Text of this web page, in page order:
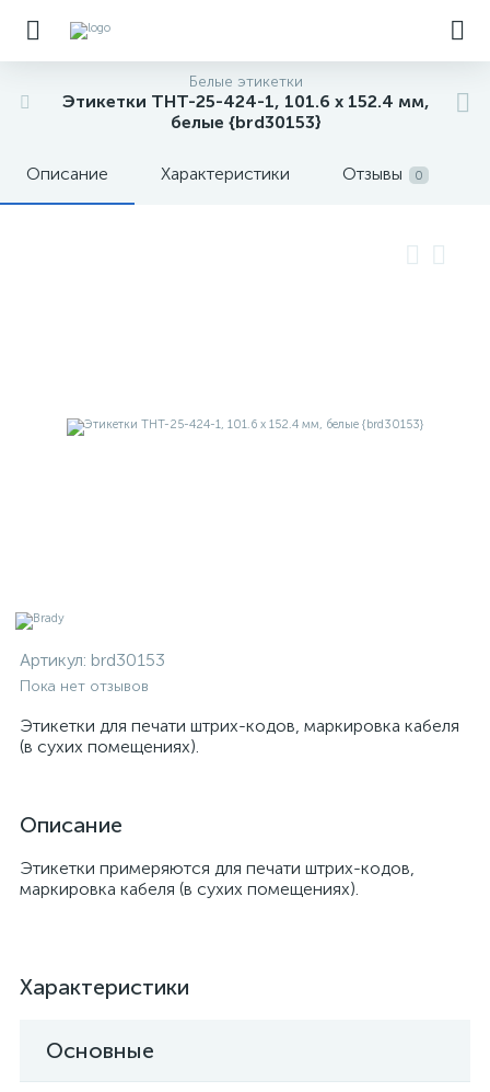
Белые этикетки
Этикетки THT-25-424-1, 101.6 х 152.4 мм,
белые {brd30153}
Описание Характеристики Отзывы 0
Артикул: brd30153
Пока нет отзывов
Этикетки для печати штрих-кодов, маркировка кабеля
(в сухих помещениях).
Описание
Этикетки примеряются для печати штрих-кодов,
маркировка кабеля (в сухих помещениях).
Характеристики
Основные